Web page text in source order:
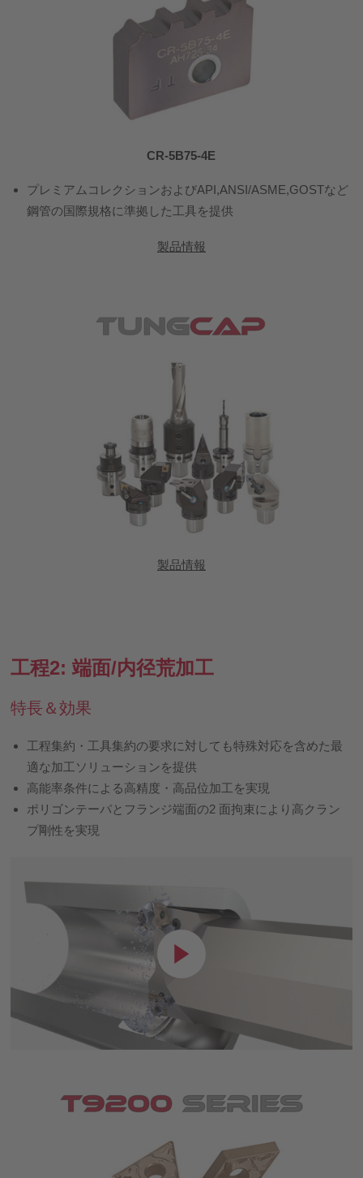
CR-5B75-4E
プレミアムコレクションおよびAPI,ANSI/ASME,GOSTなど
鋼管の国際規格に準拠した工具を提供
製品情報
製品情報
工程2: 端面/内径荒加工
特長＆効果
工程集約・工具集約の要求に対しても特殊対応を含めた最
適な加工ソリューションを提供
高能率条件による高精度・高品位加工を実現
ポリゴンテーパとフランジ端面の2 面拘束により高クラン
プ剛性を実現